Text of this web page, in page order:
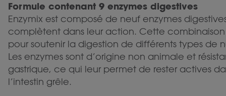
Formule contenant 9 enzymes digestives
Enzymix est composé de neuf enzymes
complètent dans leur action. Cette
pour soutenir la digestion de différents types de
Les enzymes sont d’origine non animale et
gastrique, ce qui leur permet de rester actives
l’intestin grêle.